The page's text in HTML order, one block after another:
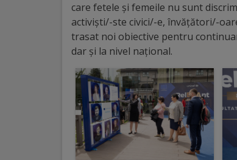
Consiliul
Municipal
Secretar
Consilieri
Comisii
care fetele și femeile nu sunt
activiști/-ste civici/-e, învățători/-
trasat noi obiective pentru
dar și la nivel național.